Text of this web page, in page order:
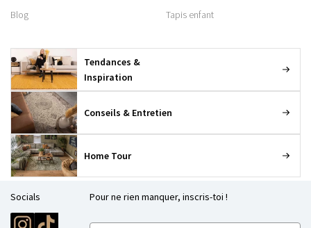
Blog
Tapis enfant
Tendances &
Inspiration
Conseils & Entretien
Home Tour
Socials Pour ne rien manquer, inscris-toi !